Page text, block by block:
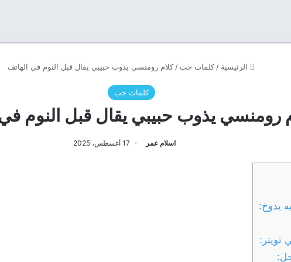
الرئيسية / كلمات حب / كلام رومنسي يذوب حبيبي يقال قبل النوم في الهاتف
كلمات حب
رومنسي يذوب حبيبي يقال قبل النوم
اسلام عمر 17 أغسطس، 2025
يدوخ:
تويتر: